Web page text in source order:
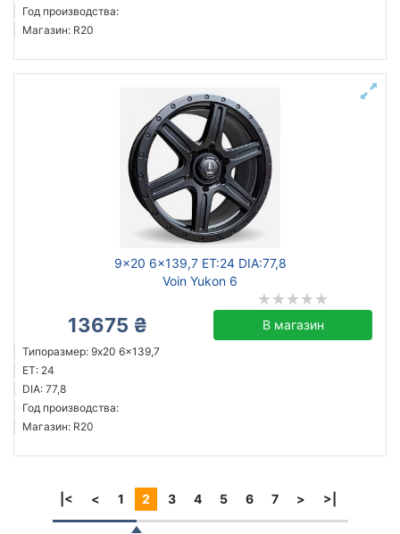
Год производства:
Магазин: R20
9x20 6x139,7 ET:24 DIA:77,8
Voin Yukon 6
13675 ₴ В магазин
Типоразмер: 9x20 6x139,7
ET: 24
DIA: 77,8
Год производства:
Магазин: R20
|< < 1 2 3 4 5 6 7 > >|